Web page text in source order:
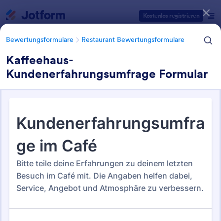
Kostenlos registrieren
Bewertungsformulare Restaurant Bewertungsformulare
Kaffeehaus-
Kundenerfahrungsumfrage Formular
Restaurant
Bewertungsformulare
15 Vorlagen
Formularvorlagen Kategorien